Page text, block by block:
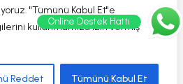
"Tümünü Kabul Et"e
kullanmamıza izin vermiş
Reddet Tümünü Kabul Et
Online Destek Hattı